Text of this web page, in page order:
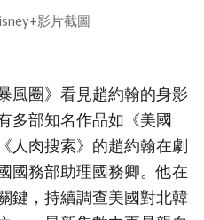
影片截圖
風圈》看見趙約翰的身影
多部知名作品如《美國
人肉搜索》的趙約翰在劇
國務部助理國務卿。他在
鍵，持續調查美國對北韓